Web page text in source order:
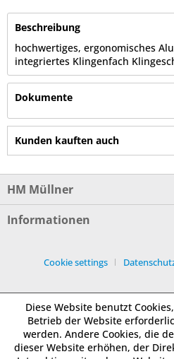
Beschreibung
hochwertiges, ergonomisches
integriertes Klingenfach
Dokumente
Kunden kauften auch
HM Müllner
Informationen
Cookie settings
Diese Website benutzt
Betrieb der Website
werden. Andere Cookies, die
dieser Website erhöhen, der